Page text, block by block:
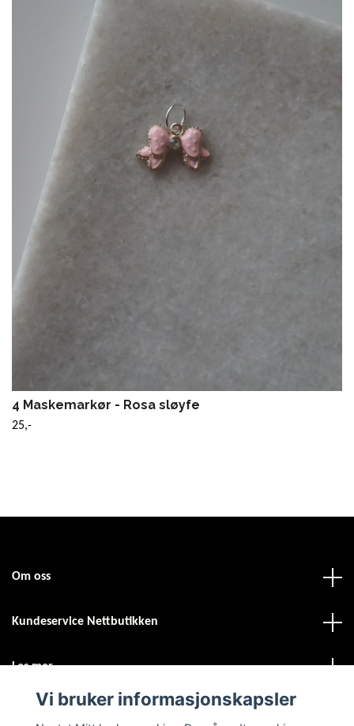
4 Maskemarkør - Rosa sløyfe
25,-
Om oss
Kundeservice Nettbutikken
Les mer
Vi bruker informasjonskapsler